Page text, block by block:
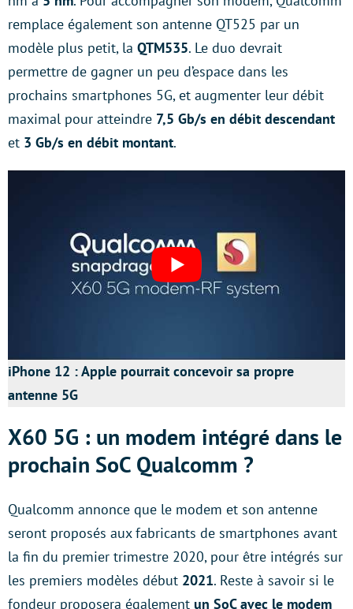
remplace également son antenne QT525 par un
modèle plus petit, la QTM535. Le duo devrait
permettre de gagner un peu d’espace dans les
prochains smartphones 5G, et augmenter leur débit
maximal pour atteindre 7,5 Gb/s en débit descendant
et 3 Gb/s en débit montant.
iPhone 12 : Apple pourrait concevoir sa propre
antenne 5G
X60 5G : un modem intégré dans le
prochain SoC Qualcomm ?
Qualcomm annonce que le modem et son antenne
seront proposés aux fabricants de smartphones avant
la fin du premier trimestre 2020, pour être intégrés sur
les premiers modèles début 2021. Reste à savoir si le
fondeur proposera également un SoC avec le modem